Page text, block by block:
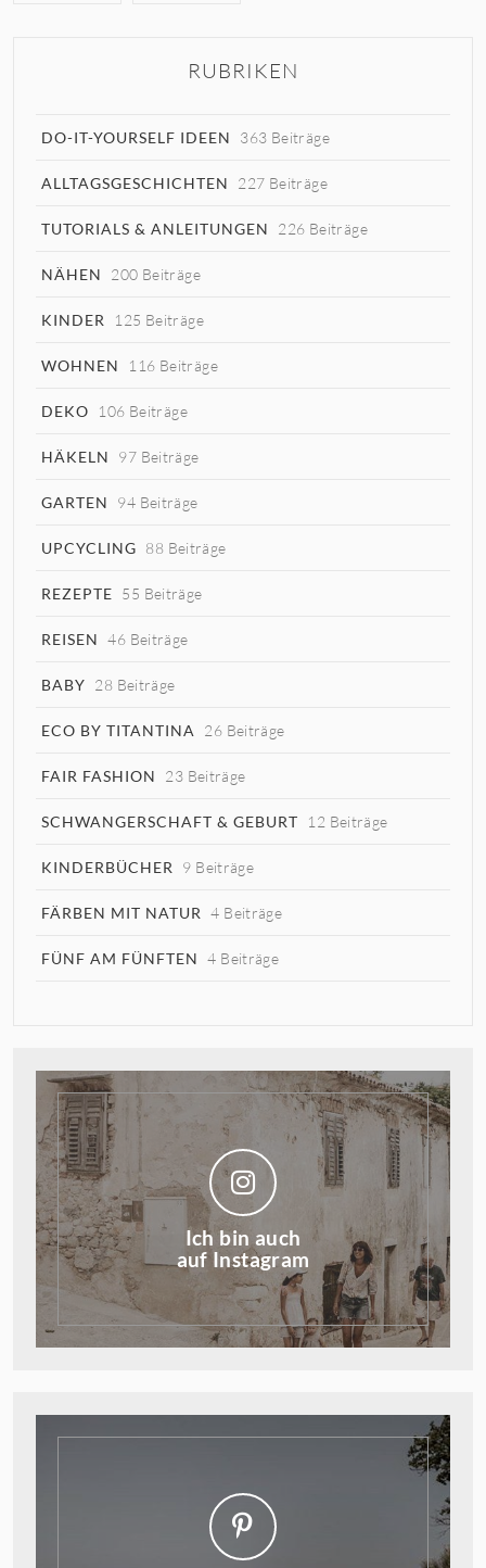
RUBRIKEN
DO-IT-YOURSELF IDEEN 363 Beiträge
ALLTAGSGESCHICHTEN 227 Beiträge
TUTORIALS & ANLEITUNGEN 226 Beiträge
NÄHEN 200 Beiträge
KINDER 125 Beiträge
WOHNEN 116 Beiträge
DEKO 106 Beiträge
HÄKELN 97 Beiträge
GARTEN 94 Beiträge
UPCYCLING 88 Beiträge
REZEPTE 55 Beiträge
REISEN 46 Beiträge
BABY 28 Beiträge
ECO BY TITANTINA 26 Beiträge
FAIR FASHION 23 Beiträge
SCHWANGERSCHAFT & GEBURT 12 Beiträge
KINDERBÜCHER 9 Beiträge
FÄRBEN MIT NATUR 4 Beiträge
FÜNF AM FÜNFTEN 4 Beiträge
Ich bin auch
auf Instagram